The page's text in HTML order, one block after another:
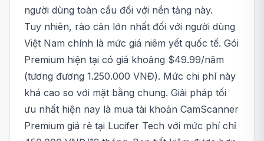
người dùng toàn cầu đối với nền tảng này.
Tuy nhiên, rào cản lớn nhất đối với người dùng
Việt Nam chính là mức giá niêm yết quốc tế. Gói
Premium hiện tại có giá khoảng $49.99/năm
(tương đương 1.250.000 VNĐ). Mức chi phí này
khá cao so với mặt bằng chung. Giải pháp tối
ưu nhất hiện nay là mua tài khoản CamScanner
Premium giá rẻ tại Lucifer Tech với mức phí chỉ